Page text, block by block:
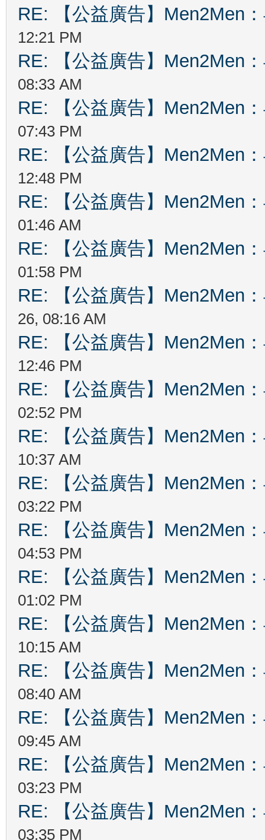
RE: 【公益廣告】Men2Men
12:21 PM
RE: 【公益廣告】Men2Men
08:33 AM
RE: 【公益廣告】Men2Men
07:43 PM
RE: 【公益廣告】Men2Men
12:48 PM
RE: 【公益廣告】Men2Men
01:46 AM
RE: 【公益廣告】Men2Men
01:58 PM
RE: 【公益廣告】Men2Men
26, 08:16 AM
RE: 【公益廣告】Men2Men
12:46 PM
RE: 【公益廣告】Men2Men
02:52 PM
RE: 【公益廣告】Men2Men
10:37 AM
RE: 【公益廣告】Men2Men
03:22 PM
RE: 【公益廣告】Men2Men
04:53 PM
RE: 【公益廣告】Men2Men
01:02 PM
RE: 【公益廣告】Men2Men
10:15 AM
RE: 【公益廣告】Men2Men
08:40 AM
RE: 【公益廣告】Men2Men
09:45 AM
RE: 【公益廣告】Men2Men
03:23 PM
RE: 【公益廣告】Men2Men
03:35 PM